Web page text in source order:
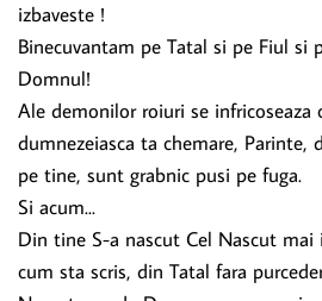
izbaveste !
Binecuvantam pe Tatal si pe Fiul si
Domnul!
Ale demonilor roiuri se infricoseaza
dumnezeiasca ta chemare, Parinte,
pe tine, sunt grabnic pusi pe fuga.
Si acum...
Din tine S-a nascut Cel Nascut mai
cum sta scris, din Tatal fara